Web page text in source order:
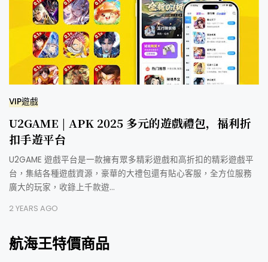
VIP遊戲
U2GAME | APK 2025 多元的遊戲禮包，福利折
扣手遊平台
U2GAME 遊戲平台是一款擁有眾多精彩遊戲和高折扣的精彩遊戲平
台，集結各種遊戲資源，豪華的大禮包還有貼心客服，全方位服務
廣大的玩家，收錄上千款遊…
2 YEARS AGO
航海王特價商品